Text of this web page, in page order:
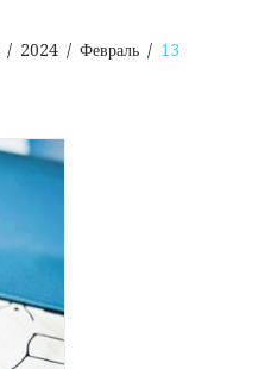
/ 2024 / Февраль / 13